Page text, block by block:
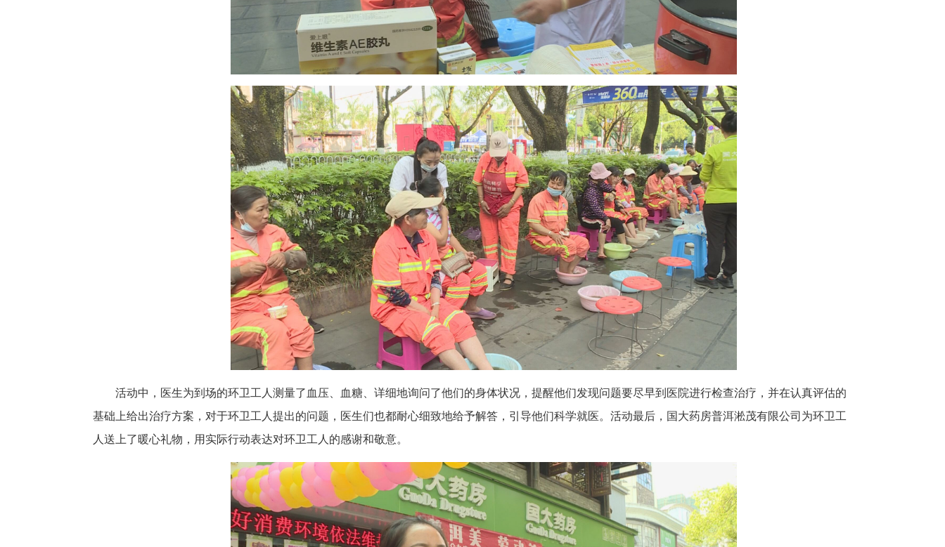
活动中，医生为到场的环卫工人测量了血压、血糖、详细地询问了他们的身体状况，提醒他们发现问题要尽早到医院进行检查治疗，并在认真评估的
基础上给出治疗方案，对于环卫工人提出的问题，医生们也都耐心细致地给予解答，引导他们科学就医。活动最后，国大药房普洱淞茂有限公司为环卫工
人送上了暖心礼物，用实际行动表达对环卫工人的感谢和敬意。